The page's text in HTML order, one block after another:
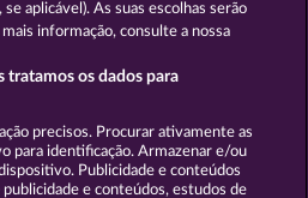
e Condições
frequentes
aplicável). As suas escolhas serão
informação, consulte a nossa
tratamos os dados para
precisos. Procurar ativamente as
para identificação. Armazenar e/ou
Publicidade e conteúdos
e conteúdos, estudos de